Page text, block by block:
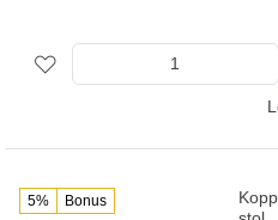
5% Bonus